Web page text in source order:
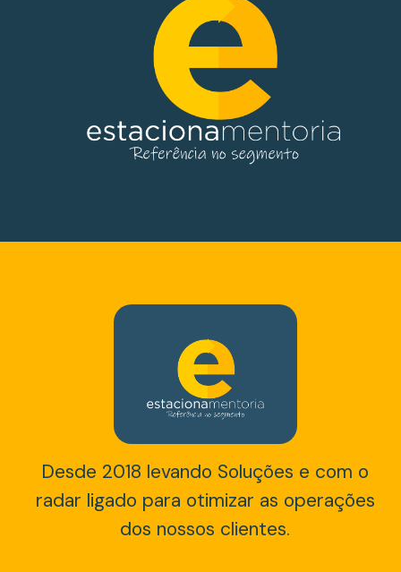
Desde 2018 levando Soluções e com o
radar ligado para otimizar as operações
dos nossos clientes.